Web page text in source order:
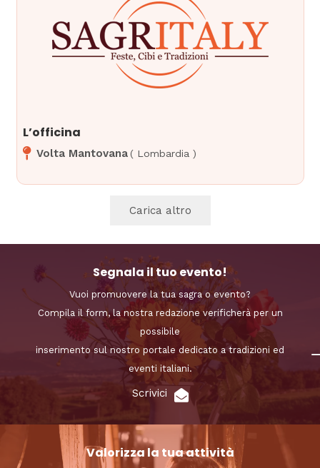
L’officina
Volta Mantovana ( Lombardia )
Carica altro
Segnala il tuo evento!
Vuoi promuovere la tua sagra o evento?
Compila il form, la nostra redazione verificherà per un
possibile
inserimento sul nostro portale dedicato a tradizioni ed
eventi italiani.
Scrivici
Valorizza la tua attività